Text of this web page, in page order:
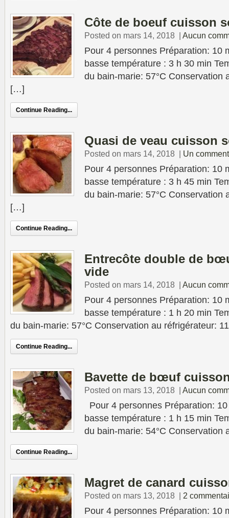
Côte de boeuf cuisson
Posted on mars 14, 2018 | Aucun
Pour 4 personnes Préparation: 10
basse température : 3 h 30 min
du bain-marie: 57°C Conservation
[…]
Continue Reading...
Quasi de veau cuisson
Posted on mars 14, 2018 | Un
Pour 4 personnes Préparation: 10
basse température : 3 h 45 min
du bain-marie: 57°C Conservation
[…]
Continue Reading...
Entrecôte double de
vide
Posted on mars 14, 2018 | Aucun
Pour 4 personnes Préparation: 10
basse température : 1 h 20 min
du bain-marie: 57°C Conservation au réfrigérateur:
Continue Reading...
Bavette de bœuf
Posted on mars 13, 2018 | Aucun
Pour 4 personnes Préparation:
basse température : 1 h 15 min
du bain-marie: 54°C
Continue Reading...
Magret de canard
Posted on mars 13, 2018 | 2
Pour 4 personnes Préparation: 10